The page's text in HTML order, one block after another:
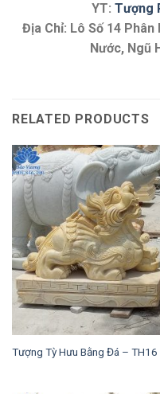
YT: Tượng
Địa Chỉ: Lô Số 14 Phân
Nước, Ngũ
RELATED PRODUCTS
Tượng Tỳ Hưu Bằng Đá – TH16